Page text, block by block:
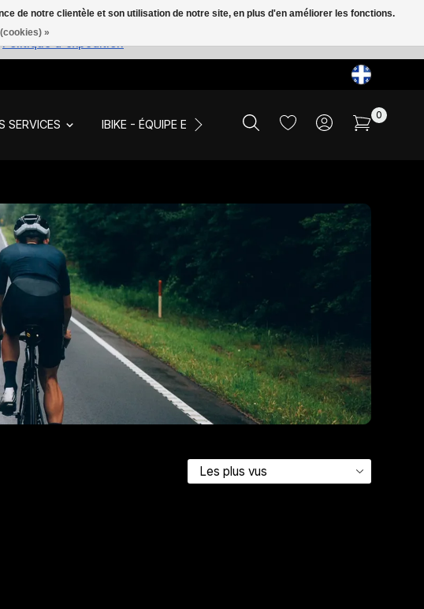
Politique d'expédition
SERVICES IBIKE - ÉQUIPE ET ÉVÉNEMENTS LIQUIDATION
0
de notre clientèle et son utilisation de notre site, en plus d'en améliorer les fonctions.
»